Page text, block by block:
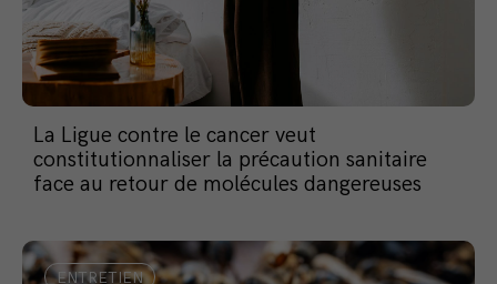
La Ligue contre le cancer veut
constitutionnaliser la précaution sanitaire
face au retour de molécules dangereuses
ENTRETIEN